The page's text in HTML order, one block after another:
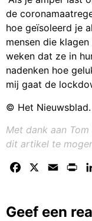
de
hoe geïsoleerd je
mensen die
weken dat ze in
nadenken hoe
mij gaat de
© Het Nieuwsblad.
Met dank aan
dit artikel te
Facebook Email
Geef een